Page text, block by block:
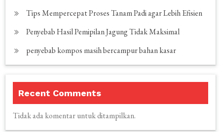
Tips Mempercepat Proses Tanam Padi agar Lebih Efisien
Penyebab Hasil Pemipilan Jagung Tidak Maksimal
penyebab kompos masih bercampur bahan kasar
Recent Comments
Tidak ada komentar untuk ditampilkan.